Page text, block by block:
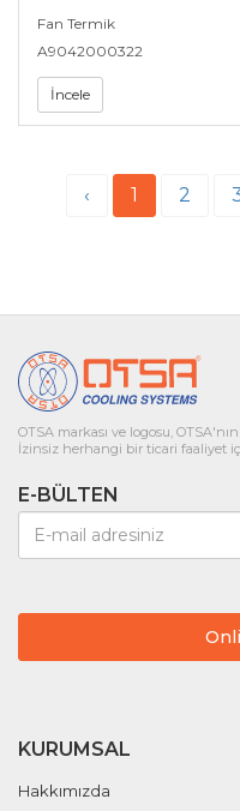
Fan Termik
A9042000322
İncele
‹ 1 2
OTSA markası ve logosu,
İzinsiz herhangi bir ticari faaliyet
E-BÜLTEN
KURUMSAL
Hakkımızda